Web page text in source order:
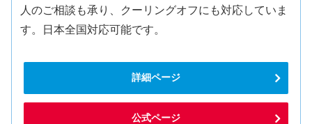
人のご相談も承り、クーリングオフにも対応していま
す。日本全国対応可能です。
詳細ページ
公式ページ